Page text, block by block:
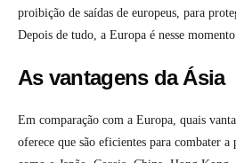
proibição de saídas de europeus, para
Depois de tudo, a Europa é nesse
As vantagens da Ásia
Em comparação com a Europa, quais
oferece que são eficientes para combater a